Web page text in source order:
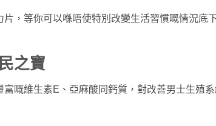
，等你可以喺唔使特別改變生活習慣嘅情況底
之寶
富嘅維生素E、亞麻酸同鈣質，對改善男士生殖